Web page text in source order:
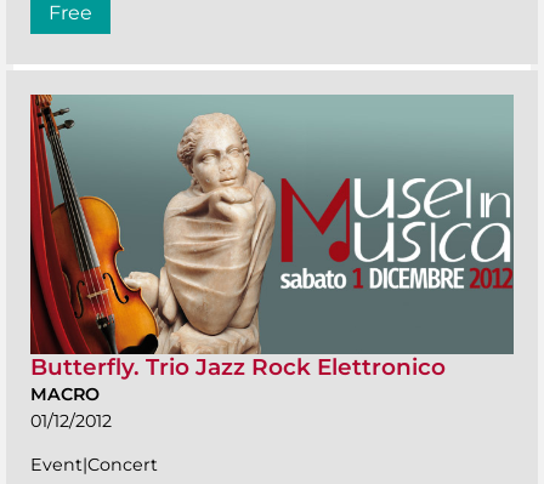
Free
Butterfly. Trio Jazz Rock Elettronico
MACRO
01/12/2012
Event|Concert